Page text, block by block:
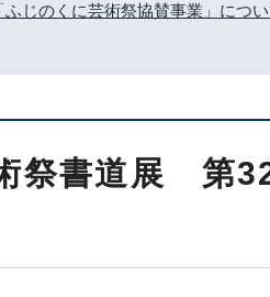
ふじのくに芸術祭協賛事業」につ
祭書道展 第